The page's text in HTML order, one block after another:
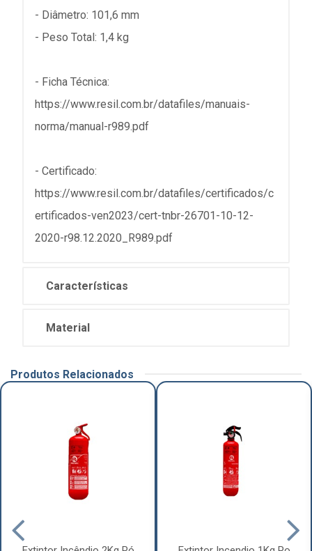
- Diâmetro: 101,6 mm
- Peso Total: 1,4 kg
- Ficha Técnica:
https://www.resil.com.br/datafiles/manuais-
norma/manual-r989.pdf
- Certificado:
https://www.resil.com.br/datafiles/certificados/c
ertificados-ven2023/cert-tnbr-26701-10-12-
2020-r98.12.2020_R989.pdf
Características
Material
Produtos Relacionados